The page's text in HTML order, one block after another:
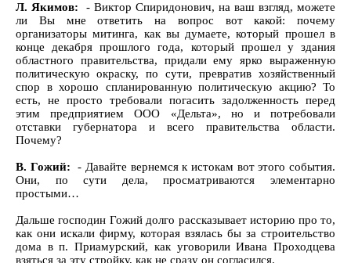
Л. Якимов: - Виктор Спиридонович, на ваш взгляд, можете
ли Вы мне ответить на вопрос вот какой: почему
организаторы митинга, как вы думаете, который прошел в
конце декабря прошлого года, который прошел у здания
областного правительства, придали ему ярко выраженную
политическую окраску, по сути, превратив хозяйственный
спор в хорошо спланированную политическую акцию? То
есть, не просто требовали погасить задолженность перед
этим предприятием ООО «Дельта», но и потребовали
отставки губернатора и всего правительства области.
Почему?
В. Гожий: - Давайте вернемся к истокам вот этого события.
Они, по сути дела, просматриваются элементарно
простыми…
Дальше господин Гожий долго рассказывает историю про то,
как они искали фирму, которая взялась бы за строительство
дома в п. Приамурский, как уговорили Ивана Проходцева
взяться за эту стройку, как не сразу он согласился.